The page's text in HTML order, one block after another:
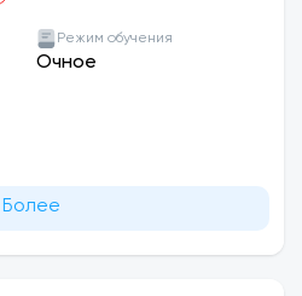
Режим обучения
Очное
Более